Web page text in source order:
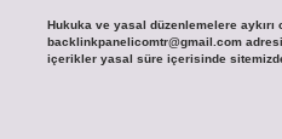
Hukuka ve yasal düzenlemelere
backlinkpanelicomtr@gmail.com
içerikler yasal süre içerisinde